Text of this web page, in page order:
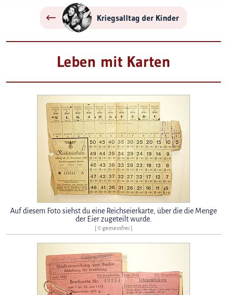
Kriegsalltag der Kinder
Leben mit Karten
Auf diesem Foto siehst du eine Reichseierkarte, über die die Menge
der Eier zugeteilt wurde.
[ © gemeinfrei ]